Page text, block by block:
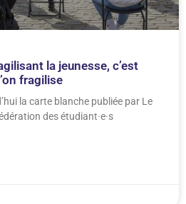
la jeunesse, c’est
fragilise
la carte blanche publiée par Le
des étudiant·e·s